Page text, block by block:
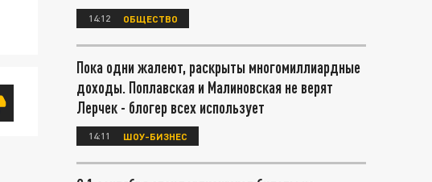
14:12 ОБЩЕСТВО
Пока одни жалеют, раскрыты многомиллиардные
доходы. Поплавская и Малиновская не верят
Лерчек - блогер всех использует
14:11 ШОУ-БИЗНЕС